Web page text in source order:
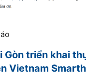
Gòn triển khai
Vietnam